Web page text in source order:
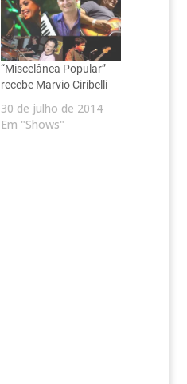
“Miscelânea Popular”
recebe Marvio Ciribelli
30 de julho de 2014
Em "Shows"